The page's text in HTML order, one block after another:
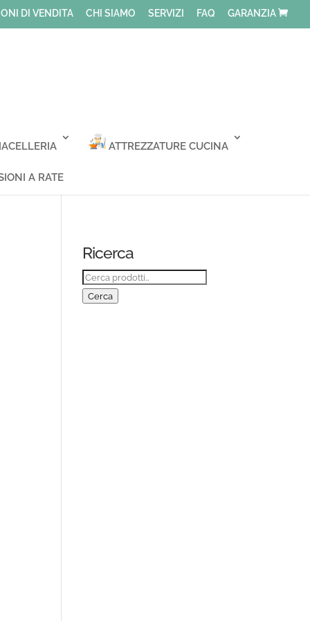
DI VENDITA CHI SIAMO SERVIZI FAQ GARANZIA
ATTREZZATURE CUCINA
A RATE
Ricerca
Cerca:
Cerca